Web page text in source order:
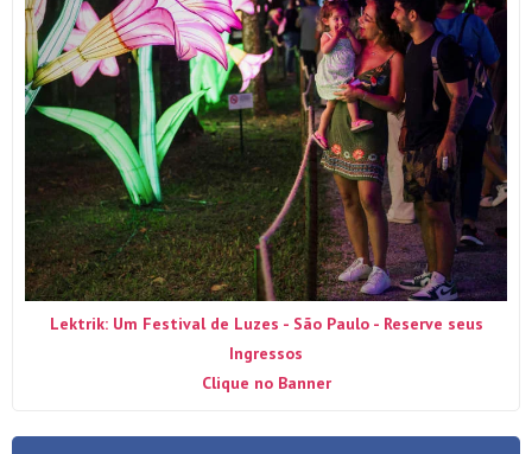
Lektrik: Um Festival de Luzes - São Paulo - Reserve seus
Ingressos
Clique no Banner